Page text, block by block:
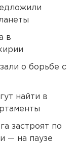
в
о борьбе с
найти в
застроят по
— на паузе